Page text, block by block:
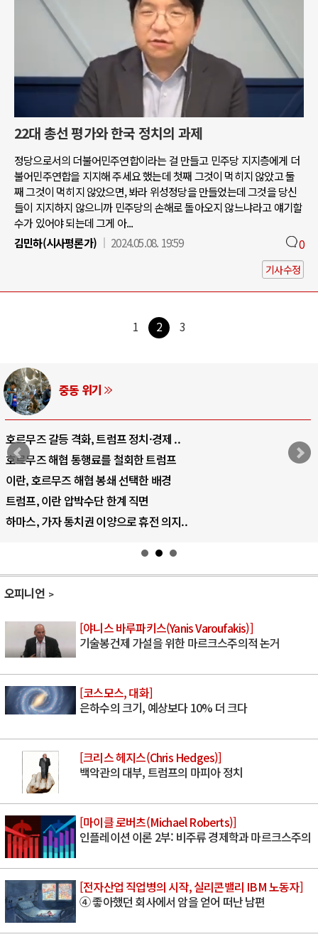
22대 총선 평가와 한국 정치의 과제
정당으로서의 더불어민주연합이라는 걸 만들고 민주당 지지층에게 더
불어민주연합을 지지해 주세요 했는데 첫째 그것이 먹히지 않았고 둘
째 그것이 먹히지 않았으면, 봐라 위성정당을 만들었는데 그것을 당신
들이 지지하지 않으니까 민주당의 손해로 돌아오지 않느냐라고 얘기할
수가 있어야 되는데 그게 아...
김민하(시사평론가)
2024.05.08. 19:59 0
기사수정
1 2 3
AI와 인간
중국 AI, 저가 공세로 글로벌 토큰 시..
AI 국부펀드 구상 놓고 미국 진보진영 ..
AI 데이터센터 반대 투쟁은 새로운 글로..
AI의 숨은 환경 비용: 데이터센터 확산..
AI는 어떻게 미국 민주주의를 잠식하고 ..
오피니언
[야니스 바루파키스(Yanis Varoufakis)]
기술봉건제 가설을 위한 마르크스주의적 논거
[코스모스, 대화]
은하수의 크기, 예상보다 10% 더 크다
[크리스 헤지스(Chris Hedges)]
백악관의 대부, 트럼프의 마피아 정치
[마이클 로버츠(Michael Roberts)]
인플레이션 이론 2부: 비주류 경제학과 마르크스주의
[전자산업 직업병의 시작, 실리콘밸리 IBM 노동자]
④ 좋아했던 회사에서 암을 얻어 떠난 남편